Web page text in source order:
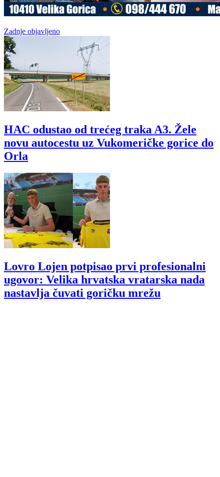
Zadnje objavljeno
HAC odustao od trećeg traka A3. Žele
novu autocestu uz Vukomeričke gorice do
Orla
Lovro Lojen potpisao prvi profesionalni
ugovor: Velika hrvatska vratarska nada
nastavlja čuvati goričku mrežu